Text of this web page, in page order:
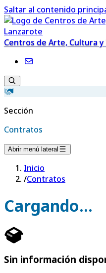
Saltar al contenido
Centros de Arte, Cultura
Sección
Contratos
Abrir menú lateral
Inicio
/Contratos
Cargando...
Sin información